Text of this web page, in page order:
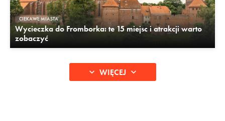
CIEKAWE MIASTA
Wycieczka do Fromborka: te 15 miejsc i atrakcji warto
zobaczyć
WIĘCEJ